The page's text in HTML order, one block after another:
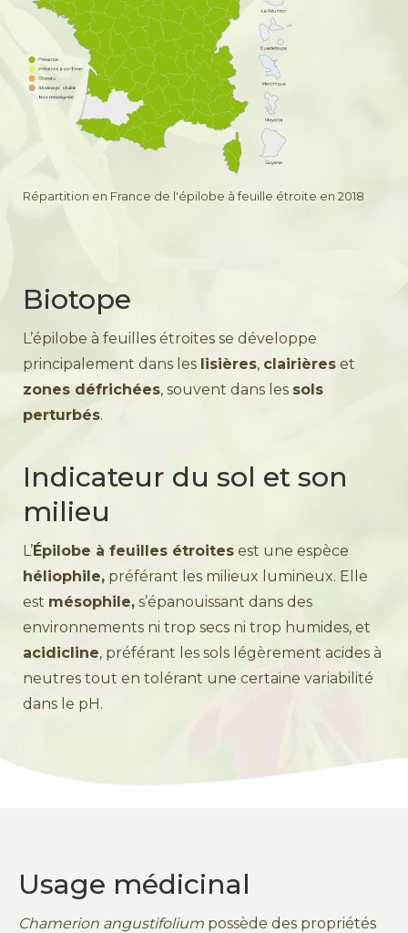
Répartition en France de l'épilobe à feuille étroite en 2018
Biotope
L’épilobe à feuilles étroites se développe
principalement dans les lisières, clairières et
zones défrichées, souvent dans les sols
perturbés.
Indicateur du sol et son
milieu
L’Épilobe à feuilles étroites est une espèce
héliophile, préférant les milieux lumineux. Elle
est mésophile, s’épanouissant dans des
environnements ni trop secs ni trop humides, et
acidicline, préférant les sols légèrement acides à
neutres tout en tolérant une certaine variabilité
dans le pH.
Usage médicinal
Chamerion angustifolium possède des propriétés